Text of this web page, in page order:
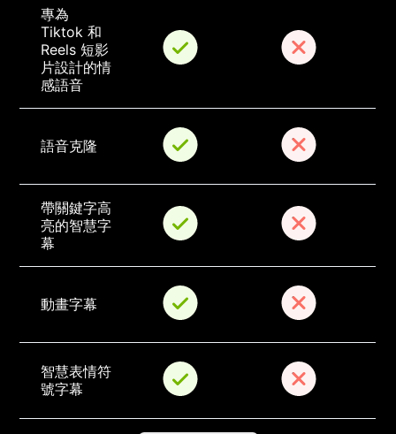
專為
Tiktok 和
Reels 短影
片設計的情
感語音
語音克隆
帶關鍵字高
亮的智慧字
幕
動畫字幕
智慧表情符
號字幕